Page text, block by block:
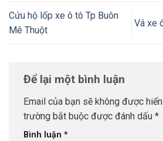
Cứu hộ lốp xe ô tô Tp Buôn
Mê Thuột
Vá xe
Để lại một bình luận
Email của bạn sẽ không được
trường bắt buộc được đánh dấu *
Bình luận *